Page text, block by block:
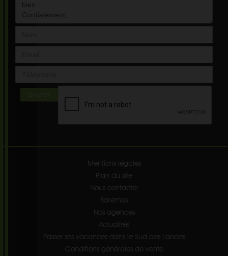
ENVOYER
Mentions légales
Plan du site
Nous contacter
Barèmes
Nos agences
Actualités
Passer ses vacances dans le Sud des Landes
Conditions générales de vente